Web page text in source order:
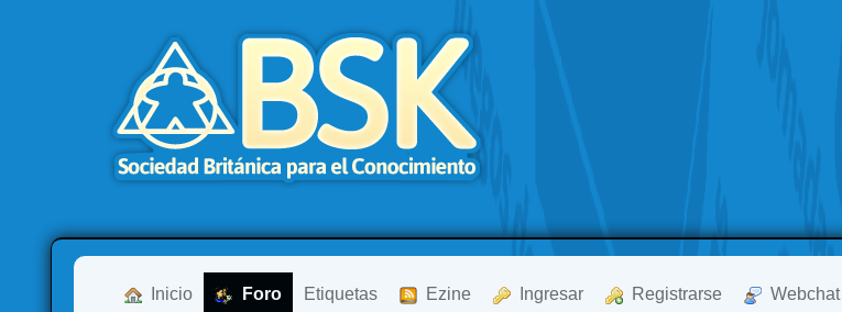
Inicio Foro Etiquetas Ezine Ingresar Registrarse Webchat